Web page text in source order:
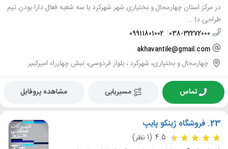
در مرکز استان چهارمحال و بختیاری شهر شهرکرد با سه شعبه فعال دارا بودن تیم
طراحی دا...
038-32272000
09911801002
akhavantile@gmail.com
چهارمحال و بختیاری، شهرکرد ، بلوار فردوسی، نبش چهارراه امیرکبیر
تماس مسیریابی مشاهده پروفایل
23. فروشگاه ژینکو پایپ
4.5 (1 نظر)